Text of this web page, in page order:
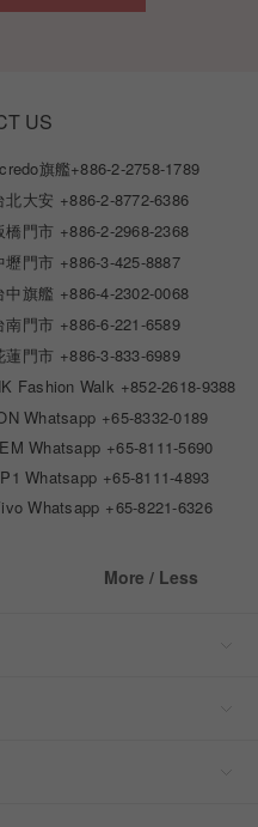
US
旗艦+886-2-2758-1789
北大安 +886-2-8772-6386
橋門市 +886-2-2968-2368
壢門市 +886-3-425-8887
中旗艦 +886-4-2302-0068
南門市 +886-6-221-6589
蓮門市 +886-3-833-6989
Fashion Walk +852-2618-9388
Whatsapp +65-8332-0189
Whatsapp +65-8111-5690
Whatsapp +65-8111-4893
Whatsapp +65-8221-6326
More / Less